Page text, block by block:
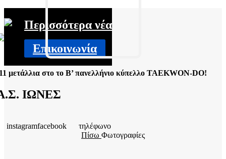
Περισσότερα νέα
Επικοινωνία
μετάλλια στο το Β’ πανελλήνιο κύπελλο TAEKWON-DO!
ΙΩΝΕΣ
instagramfacebook
τηλέφωνο
Πίσω Φωτογραφίες